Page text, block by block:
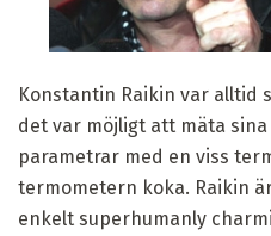
Konstantin Raikin var alltid
det var möjligt att mäta
parametrar med en viss
termometern koka. Raikin
enkelt superhumanly